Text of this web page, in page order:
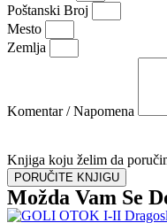
Poštanski Broj
Mesto
Zemlja
Komentar / Napomena
Knjiga koju želim da
PORUČITE KNJIGU
Možda Vam Se